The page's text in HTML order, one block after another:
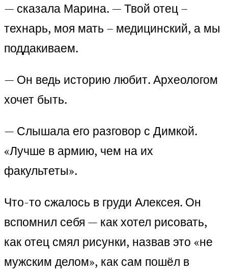
— сказала Марина. — Твой отец –
технарь, моя мать – медицинский, а мы
поддакиваем.
— Он ведь историю любит. Археологом
хочет быть.
— Слышала его разговор с Димкой.
«Лучше в армию, чем на их
факультеты».
Что-то сжалось в груди Алексея. Он
вспомнил себя — как хотел рисовать,
как отец смял рисунки, назвав это «не
мужским делом», как сам пошёл в